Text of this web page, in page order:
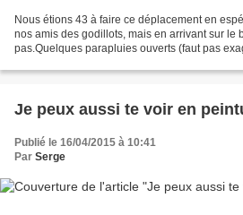
Nous étions 43 à faire ce déplacement en
nos amis des godillots, mais en arrivant sur le
pas.Quelques parapluies ouverts (faut pas
Je peux aussi te voir en
Publié le 16/04/2015 à 10:41
Par Serge